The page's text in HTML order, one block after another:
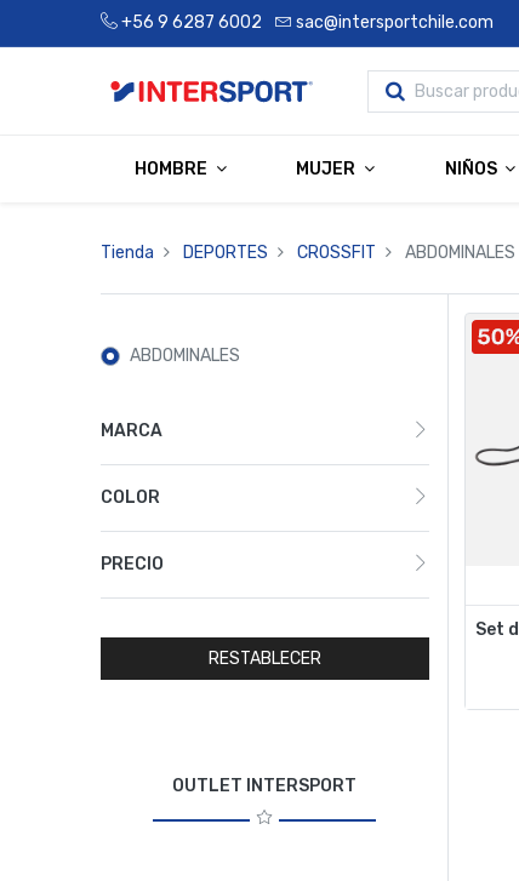
+56 9 6287 6002 sac@intersportchile.com
HOMBRE MUJER NIÑOS
Tienda DEPORTES CROSSFIT ABDOMINALES
ABDOMINALES
MARCA
COLOR
PRECIO
RESTABLECER
OUTLET INTERSPORT